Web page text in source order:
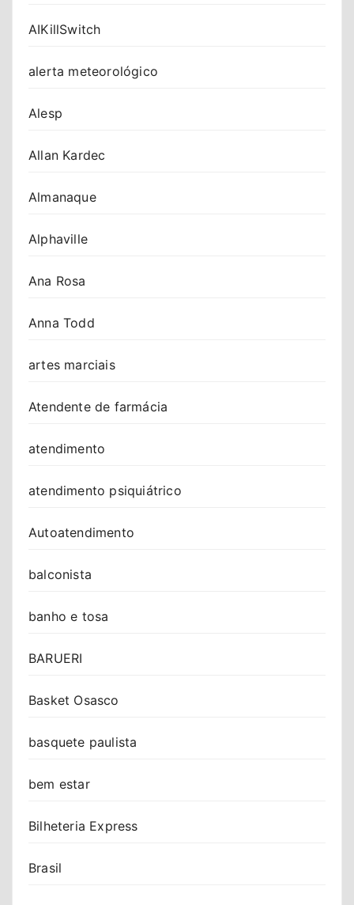
AIKillSwitch
alerta meteorológico
Alesp
Allan Kardec
Almanaque
Alphaville
Ana Rosa
Anna Todd
artes marciais
Atendente de farmácia
atendimento
atendimento psiquiátrico
Autoatendimento
balconista
banho e tosa
BARUERI
Basket Osasco
basquete paulista
bem estar
Bilheteria Express
Brasil